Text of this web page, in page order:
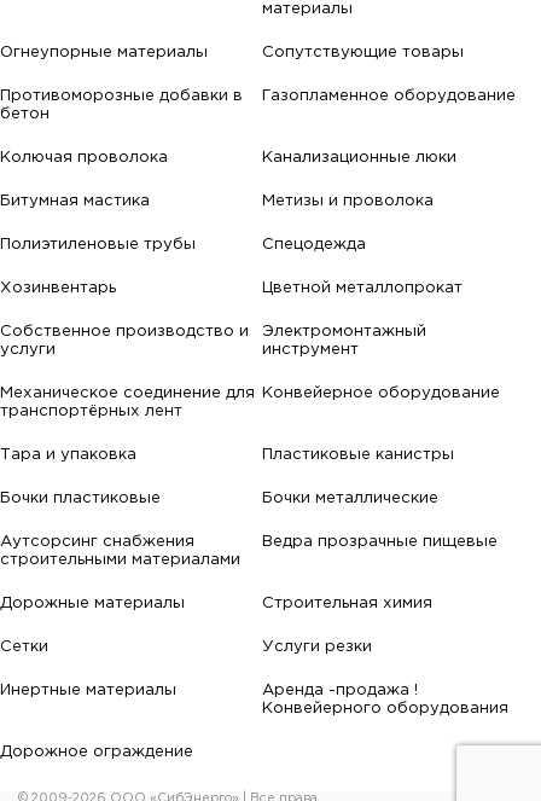
материалы
Огнеупорные материалы Сопутствующие товары
Противоморозные добавки в
бетон
Газопламенное оборудование
Колючая проволока Канализационные люки
Битумная мастика Метизы и проволока
Полиэтиленовые трубы Спецодежда
Хозинвентарь Цветной металлопрокат
Собственное производство и
услуги
Электромонтажный
инструмент
Механическое соединение для
транспортёрных лент
Конвейерное оборудование
Тара и упаковка Пластиковые канистры
Бочки пластиковые Бочки металлические
Аутсорсинг снабжения
строительными материалами
Ведра прозрачные пищевые
Дорожные материалы Строительная химия
Сетки Услуги резки
Инертные материалы
Аренда -продажа !
Конвейерного оборудования
Дорожное ограждение
© 2009-2026 ООО «СибЭнерго» | Все права